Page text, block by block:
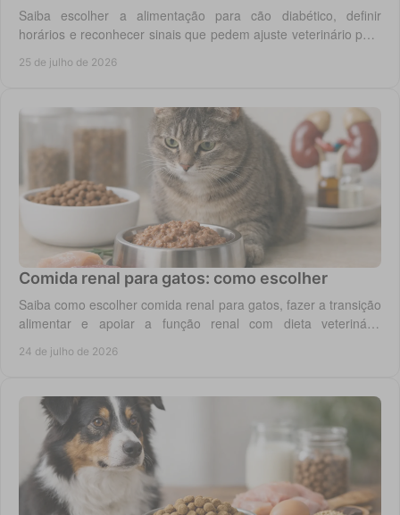
Saiba escolher a alimentação para cão diabético, definir
horários e reconhecer sinais que pedem ajuste veterinário para
25 de julho de 2026
Comida renal para gatos: como escolher
Saiba como escolher comida renal para gatos, fazer a transição
alimentar e apoiar a função renal com dieta veterinária
24 de julho de 2026